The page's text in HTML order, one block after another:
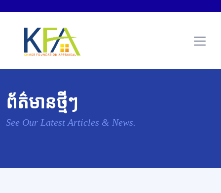
ព័ត៌មានថ្មីៗ
See Our Latest Articles & News.